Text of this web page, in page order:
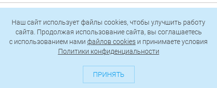
Генератор QR-кодов
Наш сайт использует файлы cookies, чтобы улучшить работу
сайта. Продолжая использование сайта, вы соглашаетесь
c использованием нами файлов cookies и принимаете условия
Политики конфиденциальности
ПРИНЯТЬ